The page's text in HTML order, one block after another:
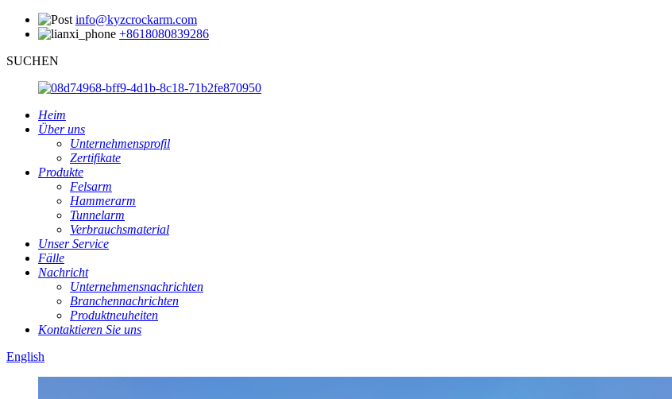
info@kyzcrockarm.com
+8618080839286
SUCHEN
Heim
Über uns
Unternehmensprofil
Zertifikate
Produkte
Felsarm
Hammerarm
Tunnelarm
Verbrauchsmaterial
Unser Service
Fälle
Nachricht
Unternehmensnachrichten
Branchennachrichten
Produktneuheiten
Kontaktieren Sie uns
English